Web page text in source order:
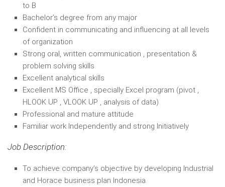
to B
Bachelor’s degree from any major
Confident in communicating and influencing at all levels
of organization
Strong oral, written communication , presentation &
problem solving skills
Excellent analytical skills
Excellent MS Office , specially Excel program (pivot ,
HLOOK UP , VLOOK UP , analysis of data)
Professional and mature attitude
Familiar work Independently and strong Initiatively
Job Description:
To achieve company’s objective by developing Industrial
and Horace business plan Indonesia.